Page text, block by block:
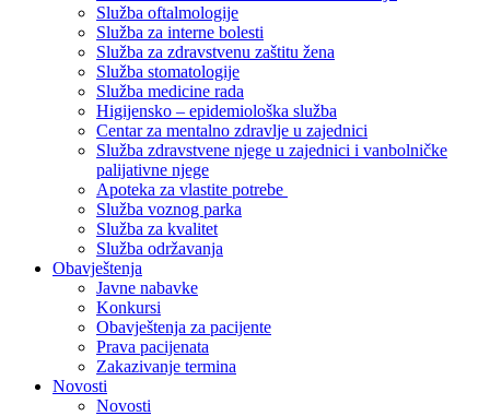
Služba oftalmologije
Služba za interne bolesti
Služba za zdravstvenu zaštitu žena
Služba stomatologije
Služba medicine rada
Higijensko – epidemiološka služba
Centar za mentalno zdravlje u zajednici
Služba zdravstvene njege u zajednici i vanbolničke
palijativne njege
Apoteka za vlastite potrebe
Služba voznog parka
Služba za kvalitet
Služba održavanja
Obavještenja
Javne nabavke
Konkursi
Obavještenja za pacijente
Prava pacijenata
Zakazivanje termina
Novosti
Novosti